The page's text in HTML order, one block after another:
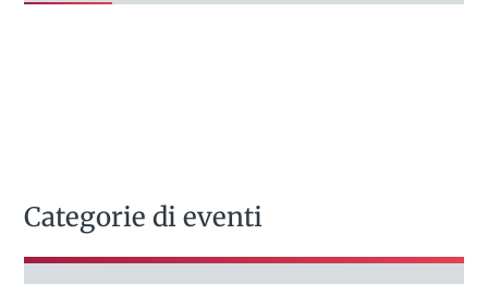
Categorie di eventi